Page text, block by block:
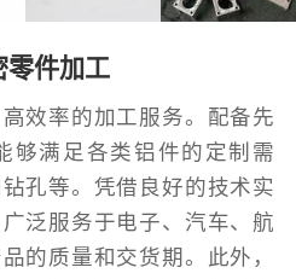
零件加工
效率的加工服务。配备先
够满足各类铝件的定制需
孔等。凭借良好的技术实
泛服务于电子、汽车、航
的质量和交货期。此外，